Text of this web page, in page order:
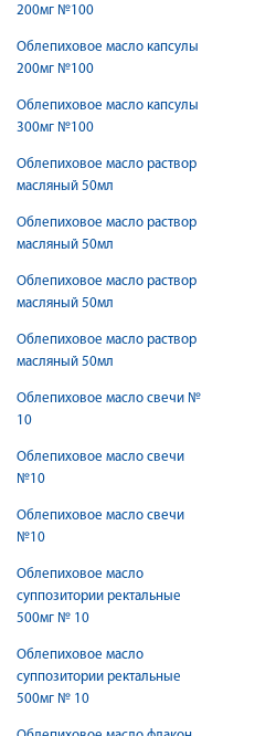
200мг №100
Облепиховое масло капсулы
200мг №100
Облепиховое масло капсулы
300мг №100
Облепиховое масло раствор
масляный 50мл
Облепиховое масло раствор
масляный 50мл
Облепиховое масло раствор
масляный 50мл
Облепиховое масло раствор
масляный 50мл
Облепиховое масло свечи №
10
Облепиховое масло свечи
№10
Облепиховое масло свечи
№10
Облепиховое масло
суппозитории ректальные
500мг № 10
Облепиховое масло
суппозитории ректальные
500мг № 10